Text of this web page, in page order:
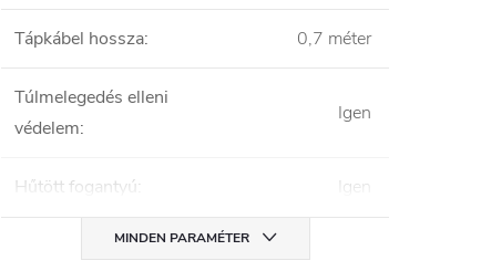
Tápkábel hossza: 0,7 méter
Túlmelegedés elleni
védelem:
Igen
Hűtött fogantyú: Igen
MINDEN PARAMÉTER